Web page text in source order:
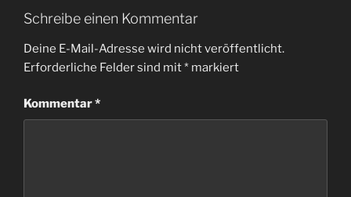
Schreibe einen Kommentar
Deine E-Mail-Adresse wird nicht veröffentlicht.
Erforderliche Felder sind mit* markiert
Kommentar*